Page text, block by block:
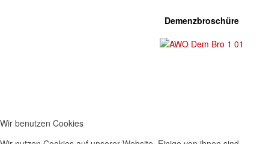
Demenzbroschüre
Wir benutzen Cookies